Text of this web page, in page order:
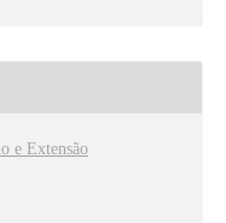
e Extensão